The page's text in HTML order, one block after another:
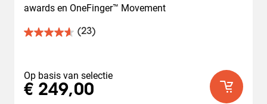
awards en OneFinger™ Movement
(23)
4.7
5
sterren.
23
Op basis van selectie
€ 249,00